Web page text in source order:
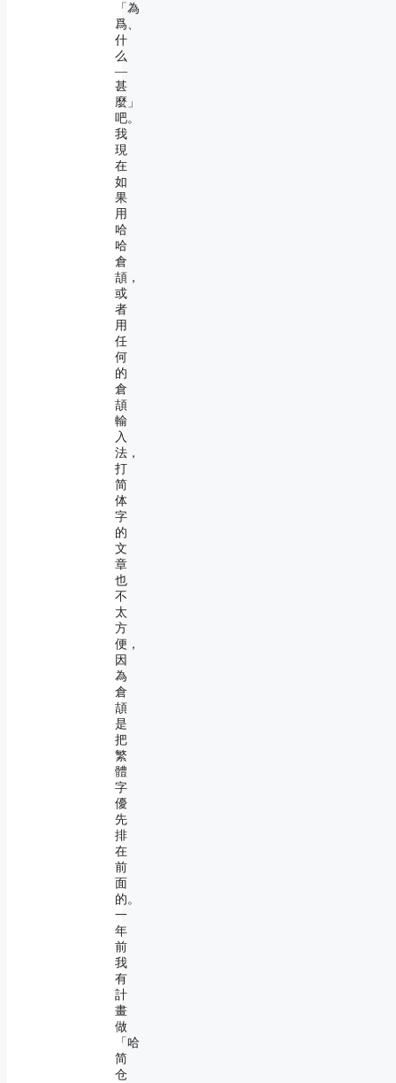
「為
爲、
什
么
―
甚
麼」
吧。
我
現
在
如
果
用
哈
哈
倉
頡，
或
者
用
任
何
的
倉
頡
輸
入
法，
打
简
体
字
的
文
章
也
不
太
方
便，
因
為
倉
頡
是
把
繁
體
字
優
先
排
在
前
面
的。
一
年
前
我
有
計
畫
做
「哈
简
仓